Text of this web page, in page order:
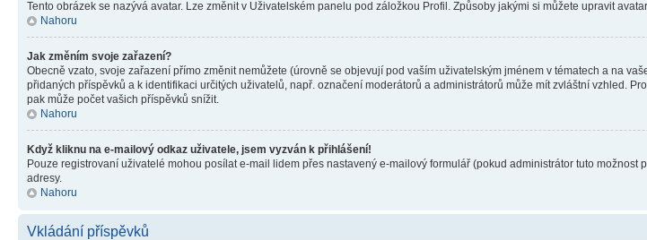
Tento obrázek se nazývá avatar. Lze změnit v Uživatelském panelu pod záložkou Profil. Způsoby jakými si můžete upravit
Nahoru
Jak změním svoje zařazení?
Obecně vzato, svoje zařazení přímo změnit nemůžete (úrovně se objevují pod vaším uživatelským jménem v tématech a na
přidaných příspěvků a k identifikaci určitých uživatelů, např. označení moderátorů a administrátorů může mít zvláštní vzhled.
pak může počet vašich příspěvků snížit.
Nahoru
Když kliknu na e-mailový odkaz uživatele, jsem vyzván k přihlášení!
Pouze registrovaní uživatelé mohou posílat e-mail lidem přes nastavený e-mailový formulář (pokud administrátor tuto
adresy.
Nahoru
Vkládání příspěvků